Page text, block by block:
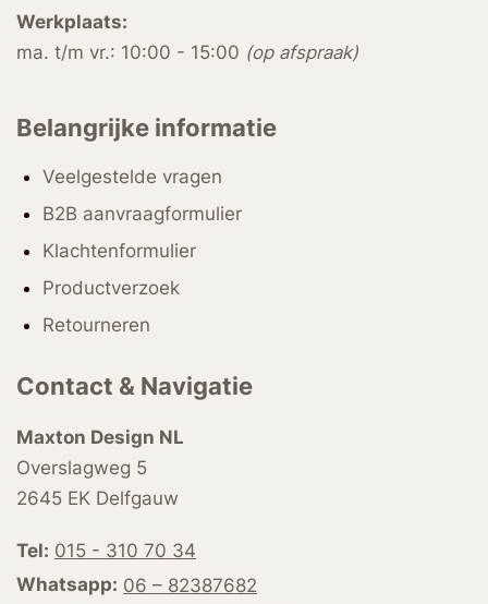
Werkplaats:
ma. t/m vr.: 10:00 - 15:00 (op afspraak)
Belangrijke informatie
Veelgestelde vragen
B2B aanvraagformulier
Klachtenformulier
Productverzoek
Retourneren
Contact & Navigatie
Maxton Design NL
Overslagweg 5
2645 EK Delfgauw
Tel: 015 - 310 70 34
Whatsapp: 06 – 82387682